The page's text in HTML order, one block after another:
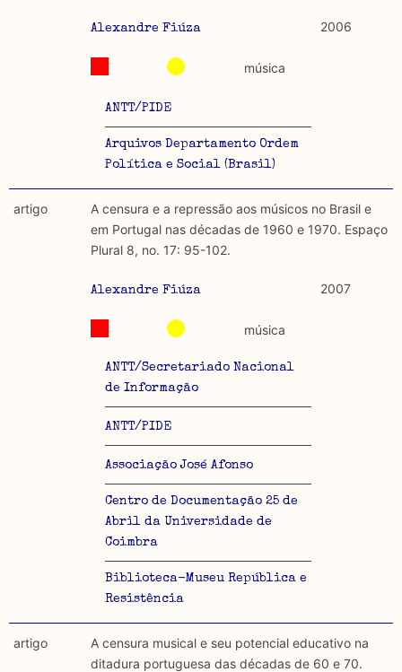
Alexandre Fiúza 2006
ANTT/PIDE
Arquivos Departamento Ordem
Política e Social (Brasil)
música
artigo
A censura e a repressão aos músicos no Brasil e
em Portugal nas décadas de 1960 e 1970. Espaço
Plural 8, no. 17: 95-102.
Alexandre Fiúza 2007
ANTT/Secretariado Nacional
de Informação
ANTT/PIDE
Associação José Afonso
Centro de Documentação 25 de
Abril da Universidade de
Coimbra
Biblioteca-Museu República e
Resistência
música
artigo
A censura musical e seu potencial educativo na
ditadura portuguesa das décadas de 60 e 70.